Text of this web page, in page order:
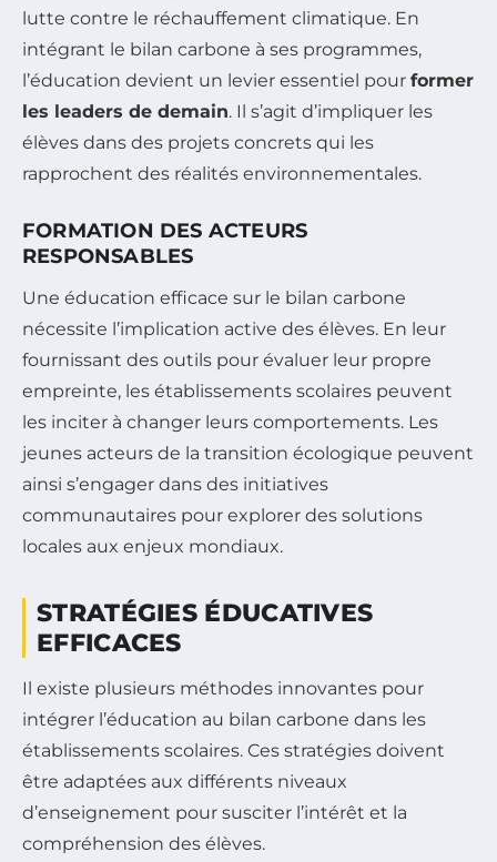
lutte contre le réchauffement climatique. En
intégrant le bilan carbone à ses programmes,
l’éducation devient un levier essentiel pour former
les leaders de demain. Il s’agit d’impliquer les
élèves dans des projets concrets qui les
rapprochent des réalités environnementales.
FORMATION DES ACTEURS
RESPONSABLES
Une éducation efficace sur le bilan carbone
nécessite l’implication active des élèves. En leur
fournissant des outils pour évaluer leur propre
empreinte, les établissements scolaires peuvent
les inciter à changer leurs comportements. Les
jeunes acteurs de la transition écologique peuvent
ainsi s’engager dans des initiatives
communautaires pour explorer des solutions
locales aux enjeux mondiaux.
STRATÉGIES ÉDUCATIVES
EFFICACES
Il existe plusieurs méthodes innovantes pour
intégrer l’éducation au bilan carbone dans les
établissements scolaires. Ces stratégies doivent
être adaptées aux différents niveaux
d’enseignement pour susciter l’intérêt et la
compréhension des élèves.